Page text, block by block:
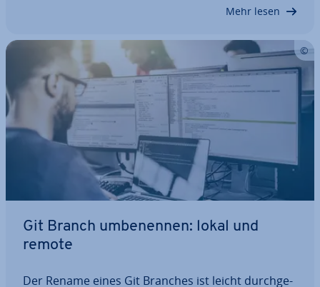
Mehr lesen
Git Branch um­be­nen­nen: lokal und
remote
Der Rename eines Git Branches ist leicht durch­ge­